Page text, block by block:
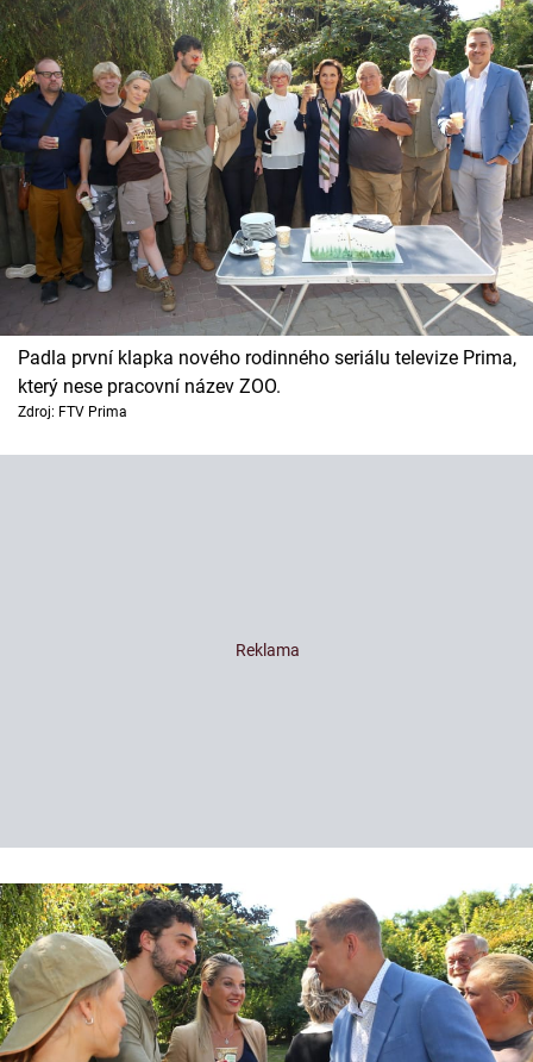
Padla první klapka nového rodinného seriálu televize Prima,
který nese pracovní název ZOO.
Zdroj: FTV Prima